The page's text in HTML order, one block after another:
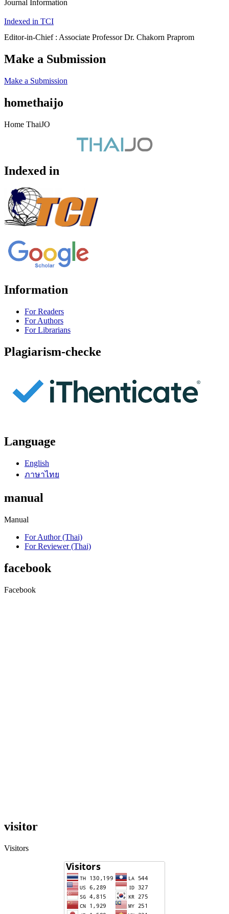
Journal Information
Indexed in TCI
Editor-in-Chief : Associate Professor Dr. Chakorn Praprom
Make a Submission
Make a Submission
homethaijo
Home ThaiJO
Indexed in
Information
For Readers
For Authors
For Librarians
Plagiarism-checke
Language
English
ภาษาไทย
manual
Manual
For Author (Thai)
For Reviewer (Thai)
facebook
Facebook
visitor
Visitors